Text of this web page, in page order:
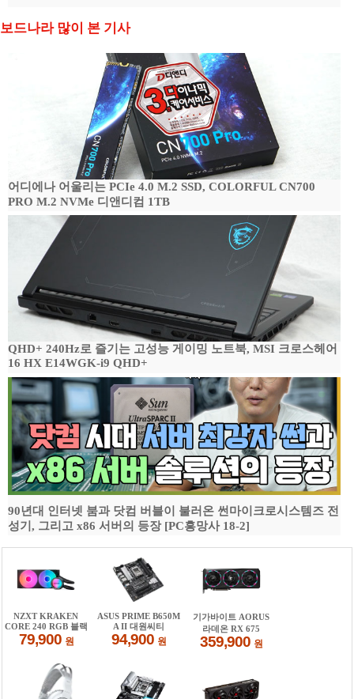
보드나라 많이 본 기사
어디에나 어울리는 PCIe 4.0 M.2 SSD, COLORFUL CN700
PRO M.2 NVMe 디앤디컴 1TB
QHD+ 240Hz로 즐기는 고성능 게이밍 노트북, MSI 크로스헤어
16 HX E14WGK-i9 QHD+
90년대 인터넷 붐과 닷컴 버블이 불러온 썬마이크로시스템즈 전
성기, 그리고 x86 서버의 등장 [PC흥망사 18-2]